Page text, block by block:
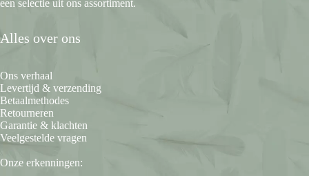
een selectie uit ons assortiment.
Alles over ons
Ons verhaal
Levertijd & verzending
Betaalmethodes
Retourneren
Garantie & klachten
Veelgestelde vragen
Onze erkenningen: